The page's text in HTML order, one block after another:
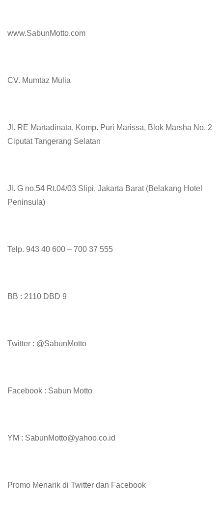
www.SabunMotto.com
CV. Mumtaz Mulia
Jl. RE Martadinata, Komp. Puri Marissa, Blok Marsha No. 2
Ciputat Tangerang Selatan
Jl. G no.54 Rt.04/03 Slipi, Jakarta Barat (Belakang Hotel
Peninsula)
Telp. 943 40 600 – 700 37 555
BB : 2110 DBD 9
Twitter : @SabunMotto
Facebook : Sabun Motto
YM : SabunMotto@yahoo.co.id
Promo Menarik di Twitter dan Facebook